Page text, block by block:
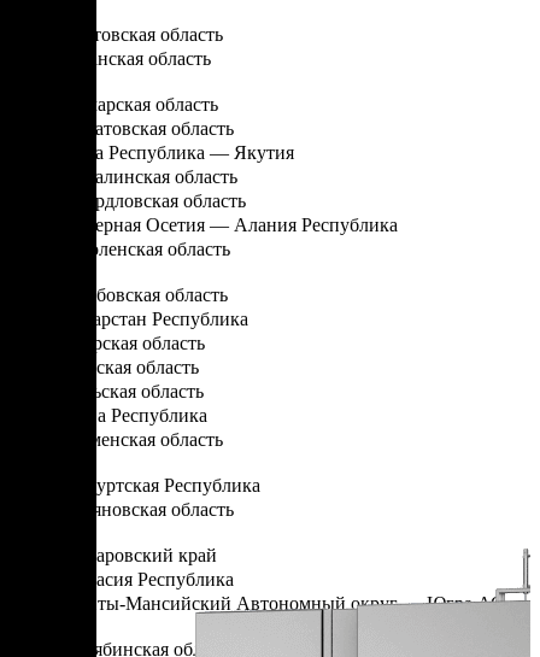
Ростовская область
Рязанская область
Самарская область
Саратовская область
Саха Республика — Якутия
Сахалинская область
Свердловская область
Северная Осетия — Алания Республика
Смоленская область
Тамбовская область
Татарстан Республика
Тверская область
Томская область
Тульская область
Тыва Республика
Тюменская область
Удмуртская Республика
Ульяновская область
Хабаровский край
Хакасия Республика
Ханты-Мансийский Автономный округ — Югра АО
Челябинская область